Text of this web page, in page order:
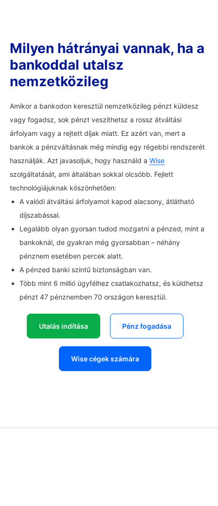
Milyen hátrányai vannak, ha a
bankoddal utalsz
nemzetközileg
Amikor a bankodon keresztül nemzetközileg pénzt küldesz
vagy fogadsz, sok pénzt veszíthetsz a rossz átváltási
árfolyam vagy a rejtett díjak miatt. Ez azért van, mert a
bankok a pénzváltásnak még mindig egy régebbi rendszerét
használják. Azt javasoljuk, hogy használd a Wise
szolgáltatását, ami általában sokkal olcsóbb. Fejlett
technológiájuknak köszönhetően:
A valódi átváltási árfolyamot kapod alacsony, átlátható
díjszabással.
Legalább olyan gyorsan tudod mozgatni a pénzed, mint a
bankoknál, de gyakran még gyorsabban – néhány
pénznem esetében percek alatt.
A pénzed banki szintű biztonságban van.
Több mint 6 millió ügyfélhez csatlakozhatsz, és küldhetsz
pénzt 47 pénznemben 70 országon keresztül.
Utalás indítása Pénz fogadása
Wise cégek számára